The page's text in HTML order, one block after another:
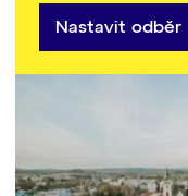
Nastavit odběr